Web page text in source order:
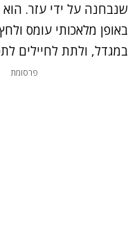
שנבחנה על ידי עזר.
באופן מלאכותי עומס
במגדל, ולתת לחיילים
פרסומת